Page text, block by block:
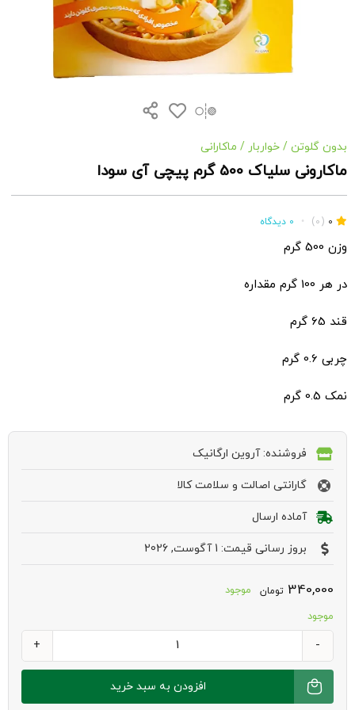
بدون گلوتن / خواربار / ماکارانی
ماکارونی سلیاک 500 گرم پیچی آی سودا
0
(0)
• 0 دیدگاه
وزن 500 گرم
در هر 100 گرم مقداره
قند 65 گرم
چربی 0.6 گرم
نمک 0.5 گرم
فروشنده: آروین ارگانیک
گارانتی اصالت و سلامت کالا
آماده ارسال
بروز رسانی قیمت: 1 آگوست, 2026
340,000 تومان
موجود
موجود
500
افزودن به سبد خرید